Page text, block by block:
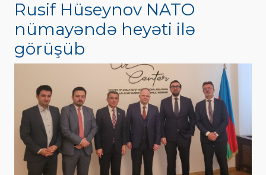
Rusif Hüseynov NATO
nümayəndə heyəti ilə
görüşüb